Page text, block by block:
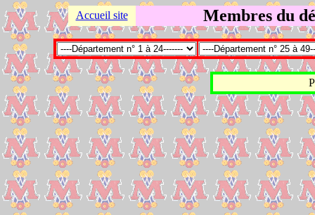
Accueil site Membres du